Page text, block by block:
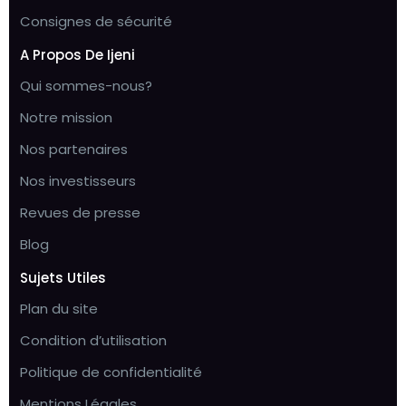
Consignes de sécurité
A Propos De Ijeni
Qui sommes-nous?
Notre mission
Nos partenaires
Nos investisseurs
Revues de presse
Blog
Sujets Utiles
Plan du site
Condition d’utilisation
Politique de confidentialité